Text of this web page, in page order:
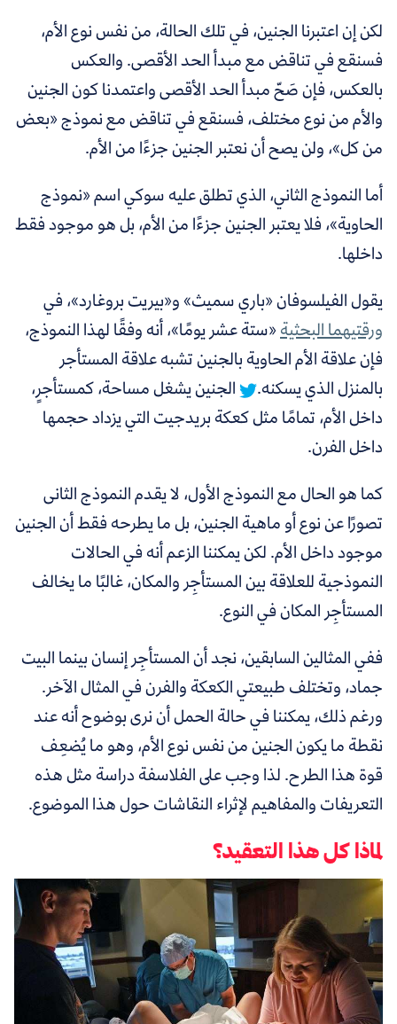
لكن إن اعتبرنا الجنين، في تلك الحالة، من نفس نوع الأم،
فسنقع في تناقض مع مبدأ الحد الأقصى. والعكس
بالعكس، فإن صَحّ مبدأ الحد الأقصى واعتمدنا كون الجنين
والأم من نوع مختلف، فسنقع في تناقض مع نموذج «بعض
من كل»، ولن يصح أن نعتبر الجنين جزءًا من الأم.
أما النموذج الثاني، الذي تطلق عليه سوكي اسم «نموذج
الحاوية»، فلا يعتبر الجنين جزءًا من الأم، بل هو موجود فقط
داخلها.
يقول الفيلسوفان «باري سميث» و«بيريت بروغارد»، في
ورقتيهما البحثية«ستة عشر يومًا»، أنه وفقًا لهذا النموذج،
فإن علاقة الأم الحاوية بالجنين تشبه علاقة المستأجر
بالمنزل الذي يسكنه.
الجنين يشغل مساحة، كمستأجرٍ،
داخل الأم، تمامًا مثل كعكة بريدجيت التي يزداد حجمها
داخل الفرن.
كما هو الحال مع النموذج الأول، لا يقدم النموذج الثانى
تصورًا عن نوع أو ماهية الجنين، بل ما يطرحه فقط أن الجنين
موجود داخل الأم.لكن يمكننا الزعم أنه في الحالات
النموذجية للعلاقة بين المستأجِر والمكان، غالبًا ما يخالف
المستأجِر المكان في النوع.
ففي المثالين السابقين، نجد أن المستأجِر إنسان بينما البيت
جماد، وتختلف طبيعتي الكعكة والفرن في المثال الآخر.
ورغم ذلك، يمكننا في حالة الحمل أن نرى بوضوح أنه عند
نقطة ما يكون الجنين من نفس نوع الأم، وهو ما يُضعِف
قوة هذا الطرح. لذا وجب على الفلاسفة دراسة مثل هذه
التعريفات والمفاهيم لإثراء النقاشات حول هذا الموضوع.
لماذا كل هذا التعقيد؟